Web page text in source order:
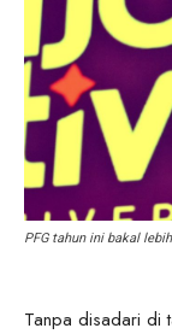
PFG tahun ini bakal
Tanpa disadari di